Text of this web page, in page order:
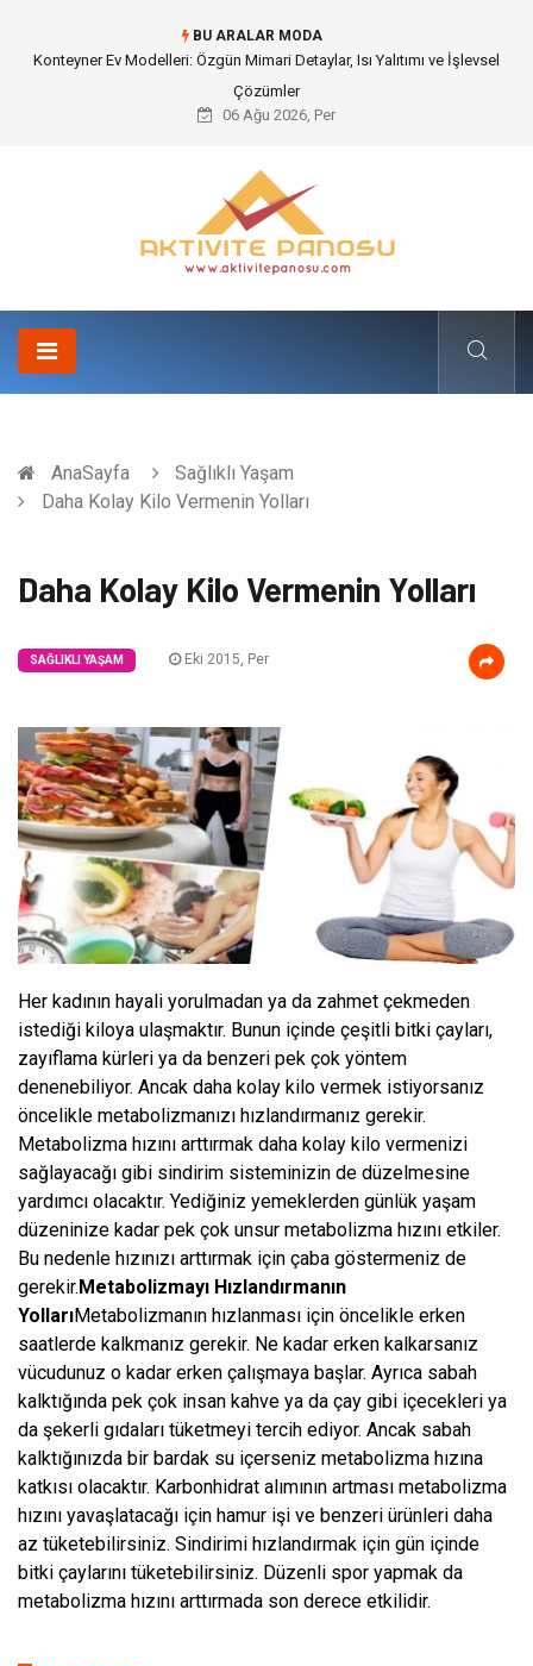
BU ARALAR MODA
Nakliye Nedir ve Tedarik Zincirindeki Önemi Nasıl Anlaşılır?
06 Ağu 2026, Per
AnaSayfa
Sağlıklı Yaşam
Daha Kolay Kilo Vermenin Yolları
Daha Kolay Kilo Vermenin Yolları
SAĞLIKLI YAŞAM Eki 2015, Per
Her kadının hayali yorulmadan ya da zahmet çekmeden
istediği kiloya ulaşmaktır. Bunun içinde çeşitli bitki çayları,
zayıflama kürleri ya da benzeri pek çok yöntem
denenebiliyor. Ancak daha kolay kilo vermek istiyorsanız
öncelikle metabolizmanızı hızlandırmanız gerekir.
Metabolizma hızını arttırmak daha kolay kilo vermenizi
sağlayacağı gibi sindirim sisteminizin de düzelmesine
yardımcı olacaktır. Yediğiniz yemeklerden günlük yaşam
düzeninize kadar pek çok unsur metabolizma hızını etkiler.
Bu nedenle hızınızı arttırmak için çaba göstermeniz de
gerekir.Metabolizmayı Hızlandırmanın
YollarıMetabolizmanın hızlanması için öncelikle erken
saatlerde kalkmanız gerekir. Ne kadar erken kalkarsanız
vücudunuz o kadar erken çalışmaya başlar. Ayrıca sabah
kalktığında pek çok insan kahve ya da çay gibi içecekleri ya
da şekerli gıdaları tüketmeyi tercih ediyor. Ancak sabah
kalktığınızda bir bardak su içerseniz metabolizma hızına
katkısı olacaktır. Karbonhidrat alımının artması metabolizma
hızını yavaşlatacağı için hamur işi ve benzeri ürünleri daha
az tüketebilirsiniz. Sindirimi hızlandırmak için gün içinde
bitki çaylarını tüketebilirsiniz. Düzenli spor yapmak da
metabolizma hızını arttırmada son derece etkilidir.